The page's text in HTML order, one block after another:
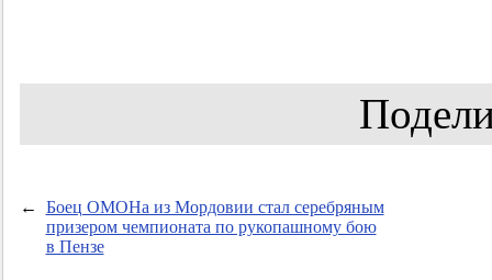
←
Боец ОМОНа из Мордовии стал серебряным
призером чемпионата по рукопашному бою
в Пензе